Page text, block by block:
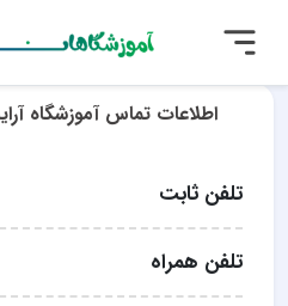
اطلاعات تماس آموزشگاه
تلفن ثابت
تلفن همراه